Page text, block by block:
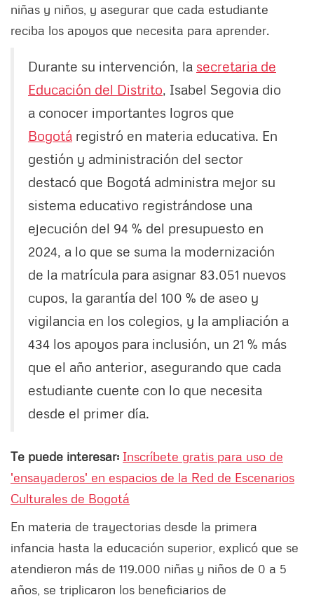
niñas y niños, y asegurar que cada estudiante
reciba los apoyos que necesita para aprender.
Durante su intervención, la secretaria de
Educación del Distrito, Isabel Segovia dio
a conocer importantes logros que
Bogotá registró en materia educativa. En
gestión y administración del sector
destacó que Bogotá administra mejor su
sistema educativo registrándose una
ejecución del 94 % del presupuesto en
2024, a lo que se suma la modernización
de la matrícula para asignar 83.051 nuevos
cupos, la garantía del 100 % de aseo y
vigilancia en los colegios, y la ampliación a
434 los apoyos para inclusión, un 21 % más
que el año anterior, asegurando que cada
estudiante cuente con lo que necesita
desde el primer día.
Te puede interesar: Inscríbete gratis para uso de
'ensayaderos' en espacios de la Red de Escenarios
Culturales de Bogotá
En materia de trayectorias desde la primera
infancia hasta la educación superior, explicó que se
atendieron más de 119.000 niñas y niños de 0 a 5
años, se triplicaron los beneficiarios de